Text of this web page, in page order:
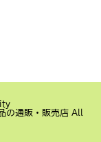
の通販・販売店 All